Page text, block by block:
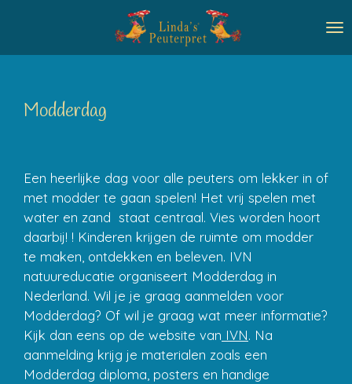
naar
Modderdag
Een heerlijke dag voor alle peuters om lekker in of
met modder te gaan spelen! Het vrij spelen met
water en zand staat centraal. Vies worden hoort
daarbij! ! Kinderen krijgen de ruimte om modder
te maken, ontdekken en beleven. IVN
natuureducatie organiseert Modderdag in
Nederland. Wil je je graag aanmelden voor
Modderdag? Of wil je graag wat meer informatie?
Kijk dan eens op de website van IVN. Na
aanmelding krijg je materialen zoals een
Modderdag diploma, posters en handige